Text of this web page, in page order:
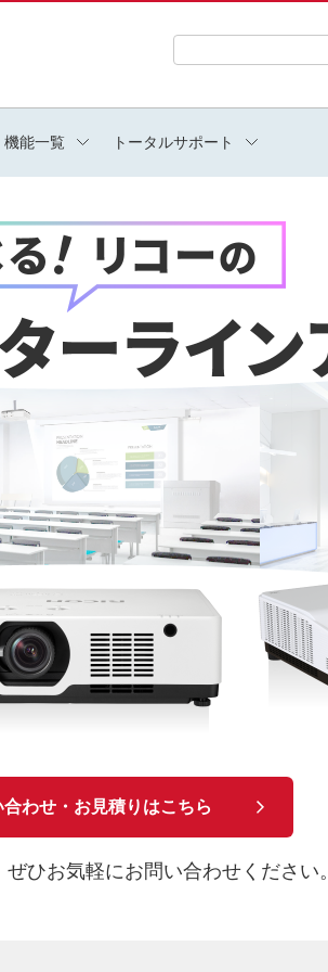
検索キーワード入力
機能一覧 トータルサポート
合わせ・お見積りはこちら
ぜひお気軽にお問い合わせください